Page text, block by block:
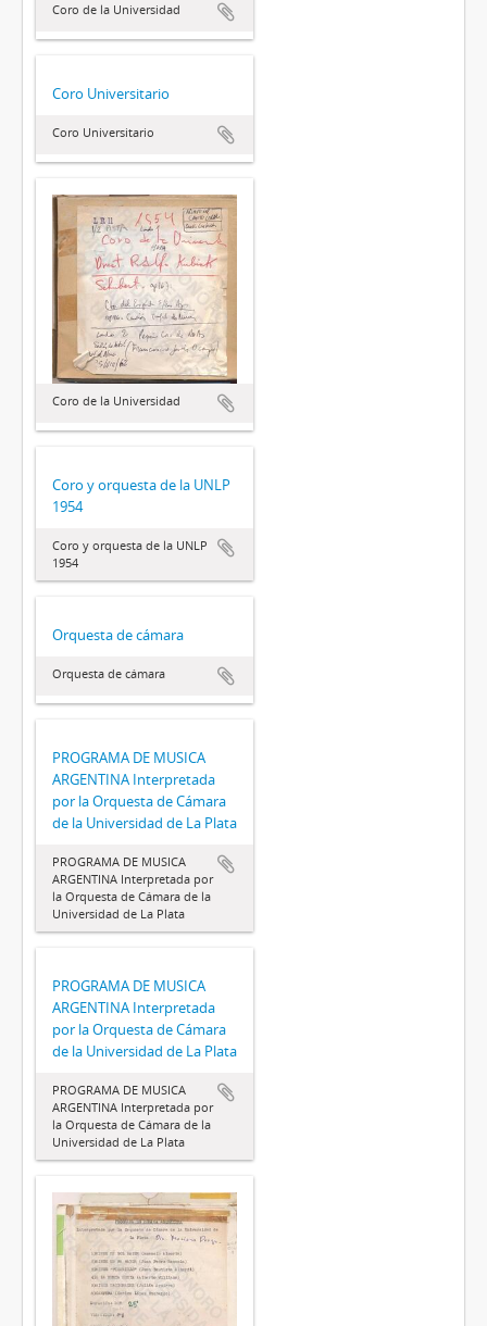
Coro de la Universidad
Coro Universitario
Coro Universitario
Coro de la Universidad
Coro y orquesta de la UNLP
1954
Coro y orquesta de la UNLP
1954
Orquesta de cámara
Orquesta de cámara
PROGRAMA DE MUSICA
ARGENTINA Interpretada
por la Orquesta de Cámara
de la Universidad de La Plata
PROGRAMA DE MUSICA
ARGENTINA Interpretada por
la Orquesta de Cámara de la
Universidad de La Plata
PROGRAMA DE MUSICA
ARGENTINA Interpretada
por la Orquesta de Cámara
de la Universidad de La Plata
PROGRAMA DE MUSICA
ARGENTINA Interpretada por
la Orquesta de Cámara de la
Universidad de La Plata